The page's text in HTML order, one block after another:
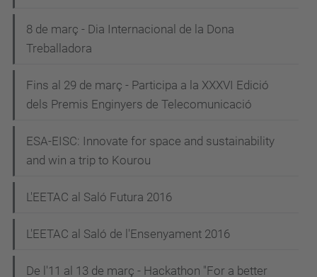
8 de març - Dia Internacional de la Dona
Treballadora
Fins al 29 de març - Participa a la XXXVI Edició
dels Premis Enginyers de Telecomunicació
ESA-EISC: Innovate for space and sustainability
and win a trip to Kourou
L'EETAC al Saló Futura 2016
L'EETAC al Saló de l'Ensenyament 2016
De l'11 al 13 de març - Hackathon "For a better